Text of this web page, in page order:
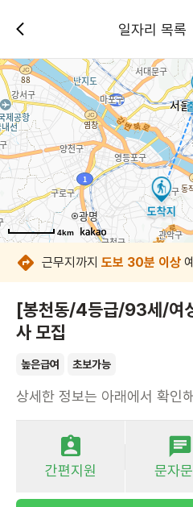
일자리 목록
4km
4km
4km
4km
4km
4km
4km
4km
근무지까지 도보 30분 이상
[봉천동/4등급/93세/여
사 모집
높은급여 초보가능
상세한 정보는 아래에서 확인
간편지원 문자문